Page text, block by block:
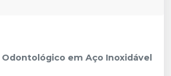
Odontológico em Aço Inoxidável